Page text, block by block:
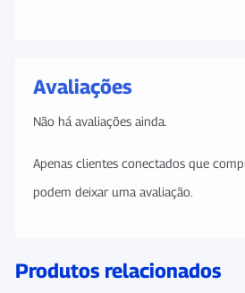
Avaliações
Não há avaliações ainda.
Apenas clientes conectados que
podem deixar uma avaliação.
Produtos relacionados